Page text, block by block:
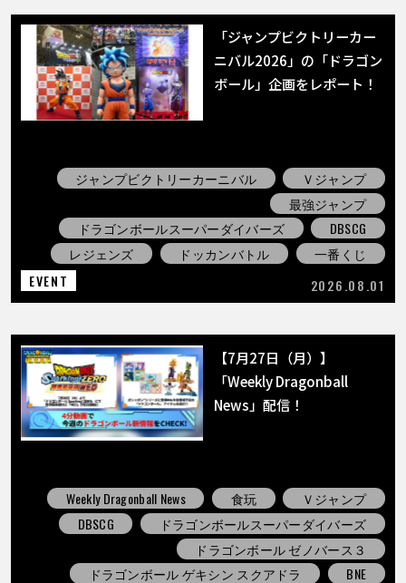
「ジャンプビクトリーカー
ニバル2026」の「ドラゴン
ボール」企画をレポート！
ジャンプビクトリーカーニバル
Ｖジャンプ
最強ジャンプ
ドラゴンボールスーパーダイバーズ
DBSCG
レジェンズ
ドッカンバトル
一番くじ
EVENT
2026.08.01
【7月27日（月）】
「Weekly Dragonball
News」配信！
Weekly Dragonball News 食玩
Ｖジャンプ
DBSCG
ドラゴンボールスーパーダイバーズ
ドラゴンボール ゼノバース３
ドラゴンボール ゲキシン スクアドラ
BNE